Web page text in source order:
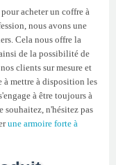
acheter un coffre à
nous avons une
Cela nous offre la
de la possibilité de
clients sur mesure et
à mettre à disposition les
à être toujours à
n'hésitez pas
une armoire forte à